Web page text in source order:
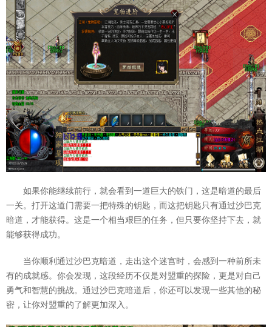
如果你能继续前行，就会看到一道巨大的铁门，这是暗道的最后
一关。打开这道门需要一把特殊的钥匙，而这把钥匙只有通过沙巴克
暗道，才能获得。这是一个相当艰巨的任务，但只要你坚持下去，就
能够获得成功。
当你顺利通过沙巴克暗道，走出这个迷宫时，会感到一种前所未
有的成就感。你会发现，这段经历不仅是对盟重的探险，更是对自己
勇气和智慧的挑战。通过沙巴克暗道后，你还可以发现一些其他的秘
密，让你对盟重的了解更加深入。